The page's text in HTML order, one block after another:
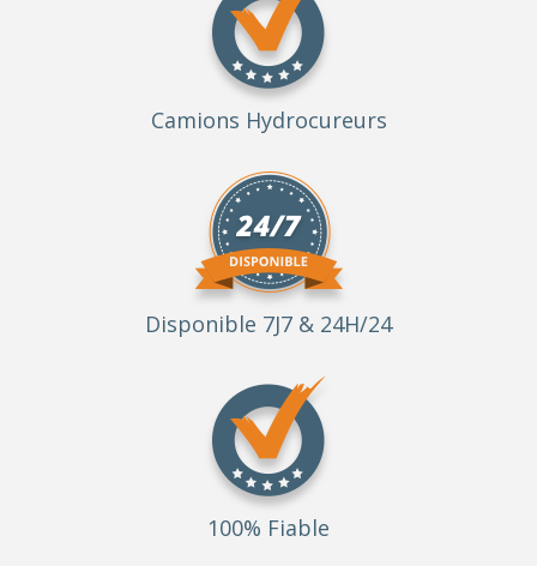
Camions Hydrocureurs
Disponible 7J7 & 24H/24
100% Fiable